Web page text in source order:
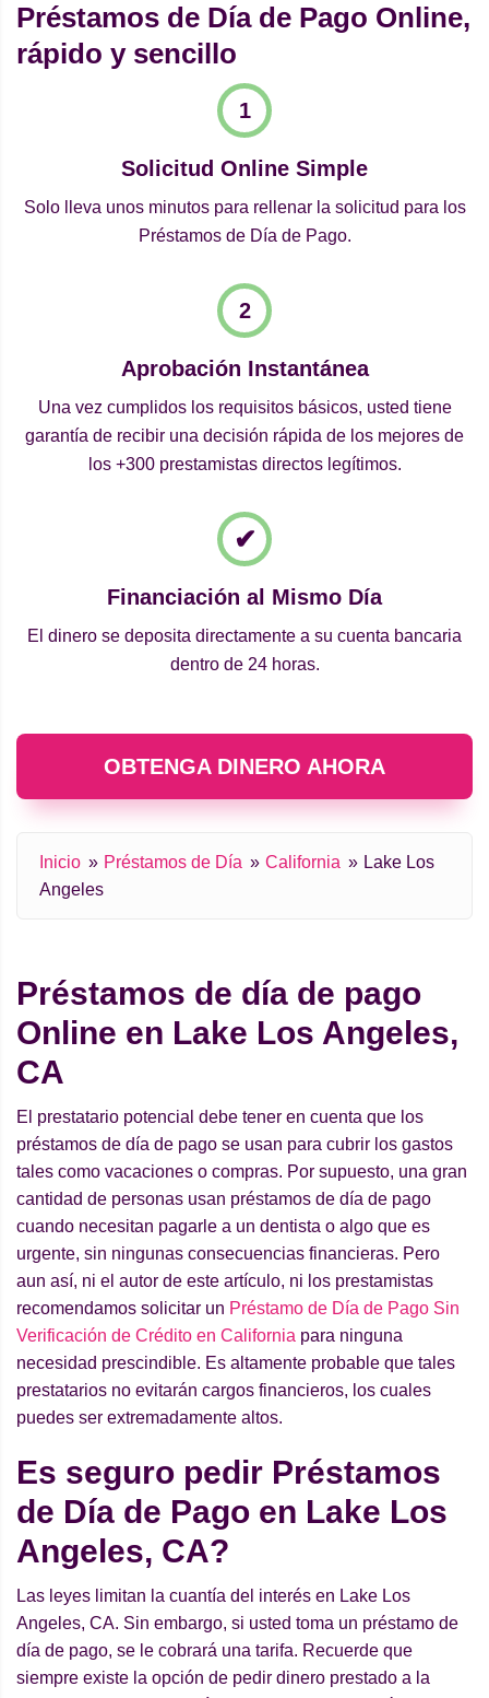
Préstamos de Día de Pago Online,
rápido y sencillo
Solicitud Online Simple
Solo lleva unos minutos para rellenar la solicitud para los
Préstamos de Día de Pago.
Aprobación Instantánea
Una vez cumplidos los requisitos básicos, usted tiene
garantía de recibir una decisión rápida de los mejores de
los +300 prestamistas directos legítimos.
Financiación al Mismo Día
El dinero se deposita directamente a su cuenta bancaria
dentro de 24 horas.
OBTENGA DINERO AHORA
Inicio Préstamos de Día California
Lake Los
Angeles
Préstamos de día de pago
Online en Lake Los Angeles,
CA
El prestatario potencial debe tener en cuenta que los
préstamos de día de pago se usan para cubrir los gastos
tales como vacaciones o compras. Por supuesto, una gran
cantidad de personas usan préstamos de día de pago
cuando necesitan pagarle a un dentista o algo que es
urgente, sin ningunas consecuencias financieras. Pero
aun así, ni el autor de este artículo, ni los prestamistas
recomendamos solicitar un Préstamo de Día de Pago Sin
Verificación de Crédito en California para ninguna
necesidad prescindible. Es altamente probable que tales
prestatarios no evitarán cargos financieros, los cuales
puedes ser extremadamente altos.
Es seguro pedir Préstamos
de Día de Pago en Lake Los
Angeles, CA?
Las leyes limitan la cuantía del interés en Lake Los
Angeles, CA. Sin embargo, si usted toma un préstamo de
día de pago, se le cobrará una tarifa. Recuerde que
siempre existe la opción de pedir dinero prestado a la